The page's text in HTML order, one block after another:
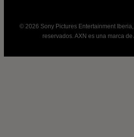
© 2026 Sony Pictures Entertainment
reservados. AXN es una marca de